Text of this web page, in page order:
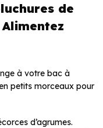
de
à votre bac à
petits morceaux pour
d’agrumes.